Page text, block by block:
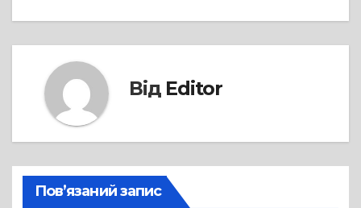
Від Editor
Пов’язаний запис